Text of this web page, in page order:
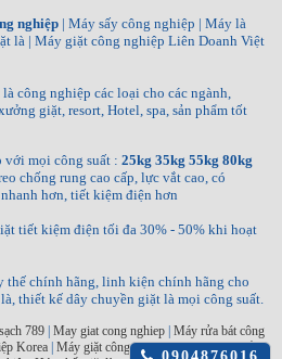
Click
nghiệp | Máy sấy công nghiệp | Máy là
là | Máy giặt công nghiệp Liên Doanh Việt
công nghiệp các loại cho các ngành,
giặt, resort, Hotel, spa, sản phẩm tốt
với mọi công suất : 25kg 35kg 55kg 80kg
chống rung cao cấp, lực vắt cao, có
hơn, tiết kiệm điện hơn
tiết kiệm điện tối đa 30% - 50% khi hoạt
thế chính hãng, linh kiện chính hãng cho
thiết kế dây chuyền giặt là mọi công suất.
789| May giat cong nghiep| Máy rửa bát công
Korea|Máy giặt công nghiệp INKO|Máy sấy